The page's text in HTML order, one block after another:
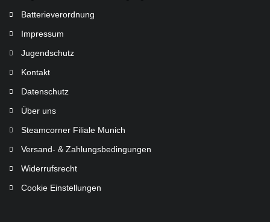
Batterieverordnung
Impressum
Jugendschutz
Kontakt
Datenschutz
Über uns
Steamcorner Filiale Munich
Versand- & Zahlungsbedingungen
Widerrufsrecht
Cookie Einstellungen